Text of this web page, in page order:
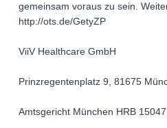
gemeinsam voraus zu sein.
http://ots.de/GetyZP
ViiV Healthcare GmbH
Prinzregentenplatz 9, 81675
Amtsgericht München HRB